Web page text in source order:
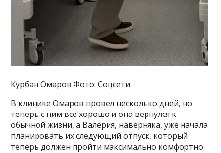
Курбан Омаров Фото: Соцсети
В клинике Омаров провел несколько дней, но
теперь с ним все хорошо и она вернулся к
обычной жизни, а Валерия, наверняка, уже начала
планировать их следующий отпуск, который
теперь должен пройти максимально комфортно.